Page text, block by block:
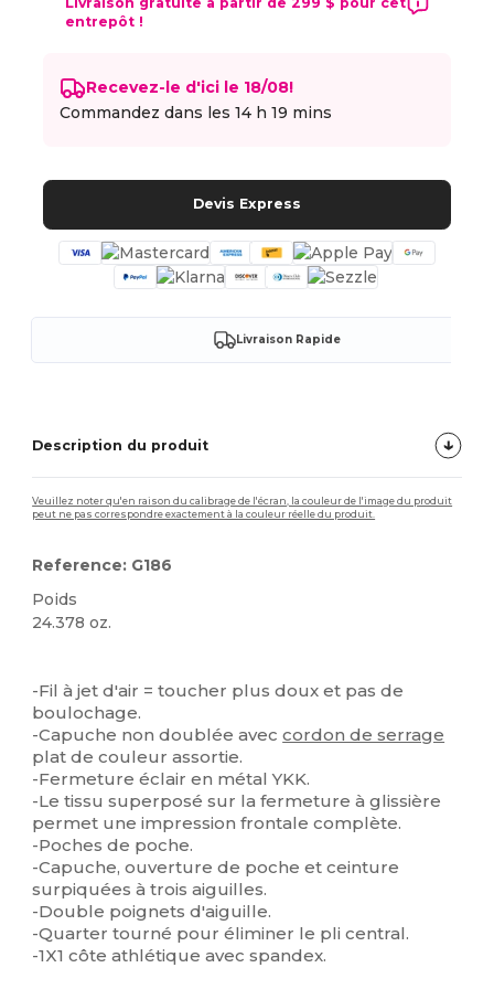
entrepôt !
Recevez-le d'ici le 18/08!
Commandez dans les14 h 19 mins
Devis Express
Livraison Rapide
Description du produit
Veuillez noter qu'en raison du calibrage de l'écran, la couleur de l'image du produit
peut ne pas correspondre exactement à la couleur réelle du produit.
Reference: G186
Poids
24.378 oz.
-Fil à jet d'air = toucher plus doux et pas de
boulochage.
-Capuche non doublée aveccordon de serrage
plat de couleur assortie.
-Fermeture éclair en métal YKK.
-Le tissu superposé sur la fermeture à glissière
permet une impression frontale complète.
-Poches de poche.
-Capuche, ouverture de poche et ceinture
surpiquées à trois aiguilles.
-Double poignets d'aiguille.
-Quarter tourné pour éliminer le pli central.
-1X1 côte athlétique avec spandex.